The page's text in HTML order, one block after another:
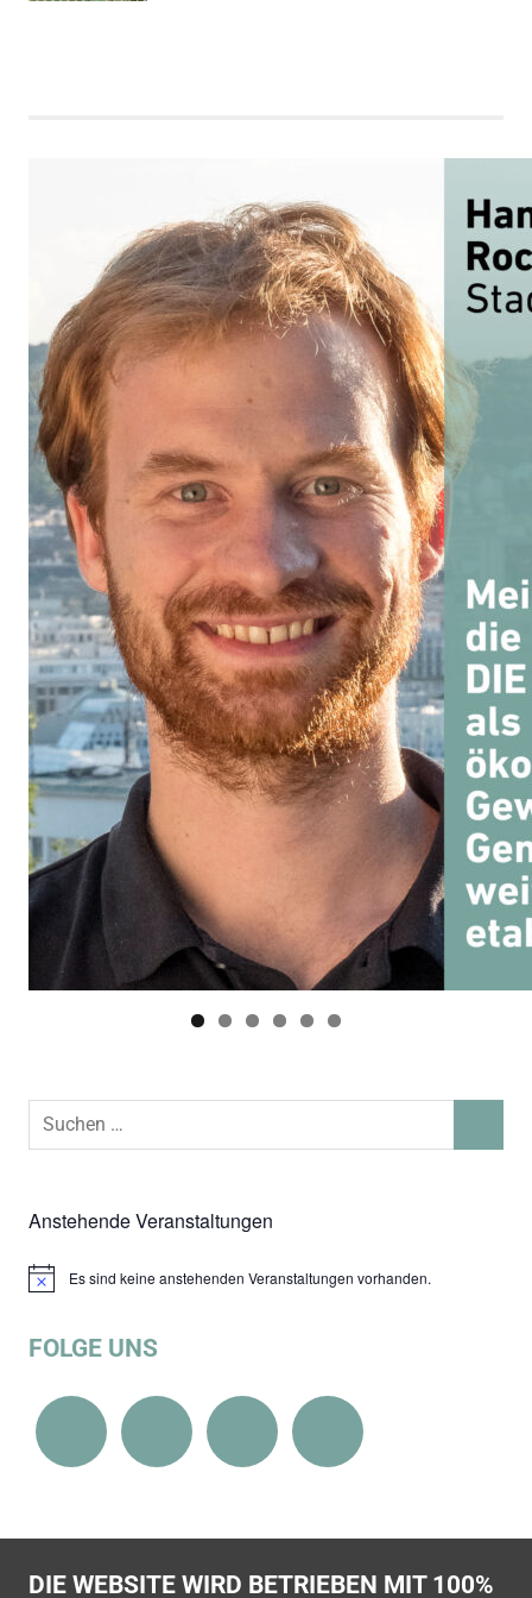
Suchen
Anstehende Veranstaltungen
HinweisEs sind keine anstehenden Veranstaltungen vorhanden.
FOLGE UNS
DIE WEBSITE WIRD BETRIEBEN MIT 100%